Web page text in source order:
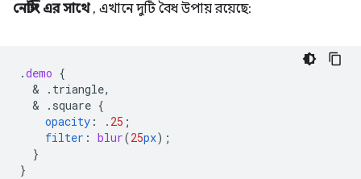
নেস্টিং এর সাথে, এখানে দুটি বৈধ উপায় রয়েছে:
.demo {
  &
.triangle,
  &
.square {
opacity : .25 ;
filter : blur(25px);
}
}